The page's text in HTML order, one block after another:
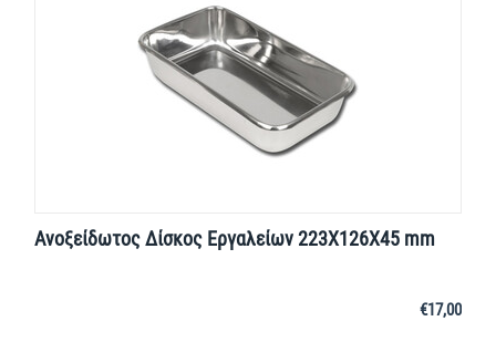
Ανοξείδωτος Δίσκος Εργαλείων 223X126X45 mm
€17,00